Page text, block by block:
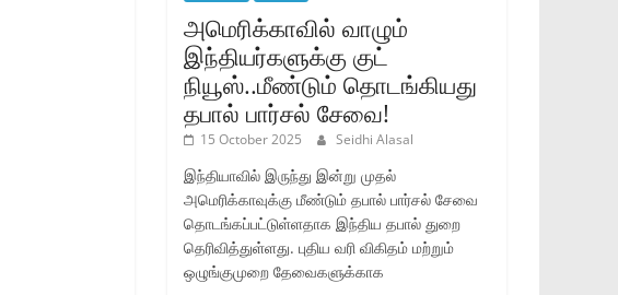
அமெரிக்காவில் வாழும்
இந்தியர்களுக்கு குட்
நியூஸ்..மீண்டும் தொடங்கியது
தபால் பார்சல் சேவை!
15 October 2025 Seidhi Alasal
இந்தியாவில் இருந்து இன்று முதல்
அமெரிக்காவுக்கு மீண்டும் தபால் பார்சல் சேவை
தொடங்கப்பட்டுள்ளதாக இந்திய தபால் துறை
தெரிவித்துள்ளது. புதிய வரி விகிதம் மற்றும்
ஒழுங்குமுறை தேவைகளுக்காக